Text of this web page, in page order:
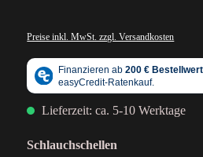
Preise inkl. MwSt. zzgl. Versandkosten
Lieferzeit: ca. 5-10 Werktage
Schlauchschellen